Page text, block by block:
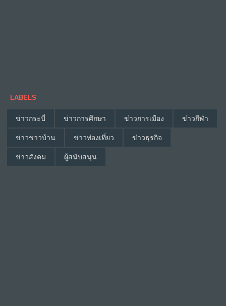
LABELS
ข่าวกระบี่ ข่าวการศึกษา ข่าวการเมือง ข่าวกีฬา
ข่าวชาวบ้าน ข่าวท่องเที่ยว ข่าวธุรกิจ
ข่าวสังคม ผู้สนับสนุน